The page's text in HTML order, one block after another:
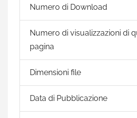
Numero di Download
Numero di visualizzazioni di
pagina
Dimensioni file
Data di Pubblicazione